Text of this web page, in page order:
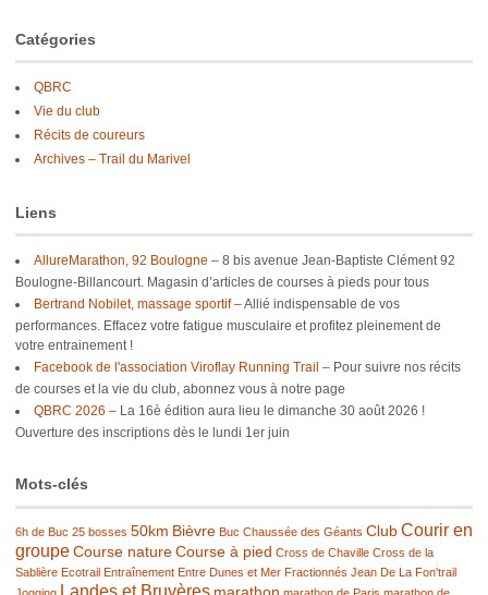
Catégories
QBRC
Vie du club
Récits de coureurs
Archives – Trail du Marivel
Liens
AllureMarathon, 92 Boulogne – 8 bis avenue Jean-Baptiste Clément 92
Boulogne-Billancourt. Magasin d’articles de courses à pieds pour tous
Bertrand Nobilet, massage sportif –Allié indispensable de vos
performances. Effacez votre fatigue musculaire et profitez pleinement de
votre entrainement !
Facebook de l'association Viroflay Running Trail – Pour suivre nos récits
de courses et la vie du club, abonnez vous à notre page
QBRC 2026 – La 16è édition aura lieu le dimanche 30 août 2026 !
Ouverture des inscriptions dès le lundi 1er juin
Mots-clés
6h de Buc 25 bosses 50km Bièvre Buc Chaussée des Géants ClubCourir en
groupeCourse natureCourse à pied Cross de Chaville Cross de la
Sablière Ecotrail Entraînement Entre Dunes et Mer Fractionnés Jean De La Fon'trail
Landes et Bruyères marathon